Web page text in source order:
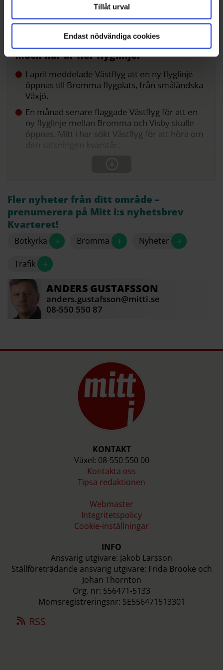
Tillåt urval
Endast nödvändiga cookies
driver Bromma flygplats.
...och här är fler flyglinjer
I april meddelade Västflyg att en ny flyglinje
öppnas till Bromma flygplats, från småländska
Växjö.
En månad senare flaggade Västflyg för att en
ny flyglinje mellan Bromma och Visby skulle
öppnas. Mitt i har sökt Västflyg för att höra om
Fler nyheter från ditt område –
prenumerera på Mitt i:s nyhetsbrev
Kvarteret!
Botkyrka + Bromma + Nyheter +
Trafik +
ANDERS GUSTAFSSON
anders.gustafsson@mitti.se
08-550 550 87
KONTAKT
Växel: 08-550 550 00
Kontakta oss
Tipsa redaktionen
Webmaster
Integritetspolicy
Cookie-inställningar
INFO
Ansvarig utgivare: Jakob Larsson
Ställföreträdande ansvarig utgivare: Frida Brooke och
Johan Thornton
Org. nr: 556471-5133
Momsregistreringsnr: SE556471513301
RSS